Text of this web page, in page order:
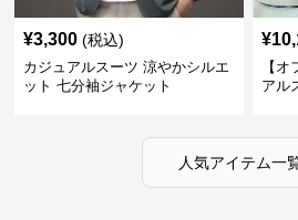
¥3,300 (税込)
カジュアルスーツ 涼やかシルエ
ット 七分袖ジャケット
¥
【
アル
人気アイテム一